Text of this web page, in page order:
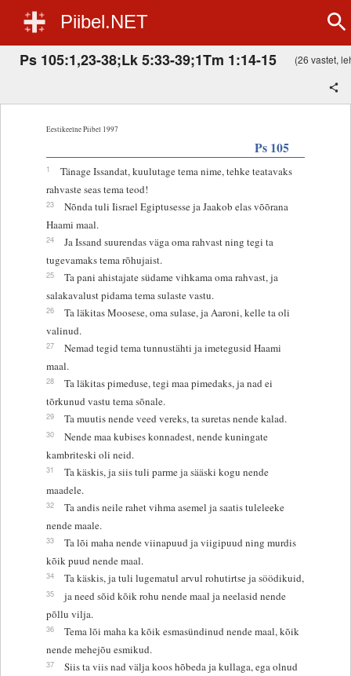
Piibel.NET
Ps 105:1,23-38;Lk 5:33-39;1Tm 1:14-15 (26 vastet,
Eestikeelne Piibel 1997
Ps 105
1
Tänage Issandat, kuulutage tema nime, tehke teatavaks
rahvaste seas tema teod!
23
Nõnda tuli Iisrael Egiptusesse ja Jaakob elas võõrana
Haami maal.
24
Ja Issand suurendas väga oma rahvast ning tegi ta
tugevamaks tema rõhujaist.
25
Ta pani ahistajate südame vihkama oma rahvast, ja
salakavalust pidama tema sulaste vastu.
26
Ta läkitas Moosese, oma sulase, ja Aaroni, kelle ta oli
valinud.
27
Nemad tegid tema tunnustähti ja imetegusid Haami
maal.
28
Ta läkitas pimeduse, tegi maa pimedaks, ja nad ei
tõrkunud vastu tema sõnale.
29 Ta muutis nende veed vereks, ta suretas nende kalad.
30
Nende maa kubises konnadest, nende kuningate
kambriteski oli neid.
31
Ta käskis, ja siis tuli parme ja sääski kogu nende
maadele.
32
Ta andis neile rahet vihma asemel ja saatis tuleleeke
nende maale.
33
Ta lõi maha nende viinapuud ja viigipuud ning murdis
kõik puud nende maal.
34 Ta käskis, ja tuli lugematul arvul rohutirtse ja söödikuid,
35
ja need sõid kõik rohu nende maal ja neelasid nende
põllu vilja.
36
Tema lõi maha ka kõik esmasündinud nende maal, kõik
nende mehejõu esmikud.
37
Siis ta viis nad välja koos hõbeda ja kullaga, ega olnud